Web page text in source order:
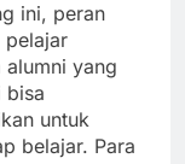
ini, peran
pelajar
alumni yang
bisa
untuk
belajar. Para